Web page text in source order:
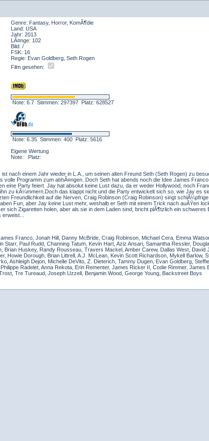
Genre: Fantasy, Horror, KomÃ¶die
Land: USA
Jahr: 2013
LÃ¤nge: 102
Bild: /
FSK: 16
Regie: Evan Goldberg, Seth Rogen
Film gesehen:
Note: 6.7 Stimmen: 297397 Platz: 628527
Note: 6.35 Stimmen: 400 Platz: 5616
Eigene Wertung
Note: Platz:
nach einem Jahr wieder in L.A., um seinen alten Freund Seth (Seth Rogen) zu
volle Programm zum abhÃ¤ngen. Doch Seth hat abends noch die Idee James
eine Party feiert. Jay hat absolut keine Lust dazu, da er weder Hollywood, noch
zu kÃ¼mmern.Doch das klappt nicht und die Party entwickelt sich so, wie Jay es
Freundlichkeit auf die Nerven, Craig Robinson (Craig Robinson) singt
Fun, aber Jay keine Lust mehr, weshalb er Seth mit einem Trick nach auÃŸen
sich Zigaretten holen, aber als sie in dem Laden sind, bricht plÃ¶tzlich ein
Franco, Jonah Hill, Danny McBride, Craig Robinson, Michael Cera, Emma
Starr, Paul Rudd, Channing Tatum, Kevin Hart, Aziz Ansari, Samantha Ressler,
Brian Huskey, Randy Rousseau, Travers Mackel, Amber Carew, Dallas West,
Howie Dorough, Brian Littrell, A.J. McLean, Kevin Scott Richardson, Mykell Barlow,
Ashleigh Dejon, Michelle DeVito, Z. Dieterich, Tammy Dugen, Evan Goldberg,
Radelet, Anna Rekota, Erin Rementer, James Ricker II, Codie Rimmer, James
Tre Tureaud, Joseph Uzzell, Benjamin Wood, George Young, Backstreet Boys